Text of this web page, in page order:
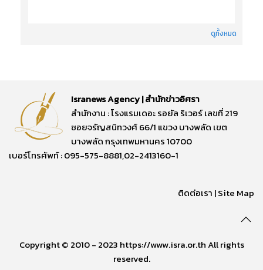
ดูทั้งหมด
Isranews Agency | สำนักข่าวอิศรา
สำนักงาน : โรงแรมเดอะ รอยัล ริเวอร์ เลขที่ 219
ซอยจรัญสนิทวงศ์ 66/1 แขวง บางพลัด เขต
บางพลัด กรุงเทพมหานคร 10700
เบอร์โทรศัพท์ : 095-575-8881,02-2413160-1
ติดต่อเรา |Site Map
Copyright © 2010 - 2023 https://www.isra.or.th All rights
reserved.